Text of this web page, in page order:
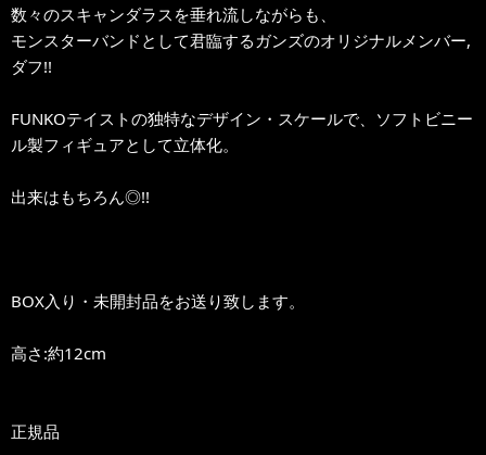
数々のスキャンダラスを垂れ流しながらも、
モンスターバンドとして君臨するガンズのオリジナルメンバー,
ダフ!!
FUNKOテイストの独特なデザイン・スケールで、ソフトビニー
ル製フィギュアとして立体化。
出来はもちろん◎!!
BOX入り・未開封品をお送り致します。
高さ:約12cm
正規品